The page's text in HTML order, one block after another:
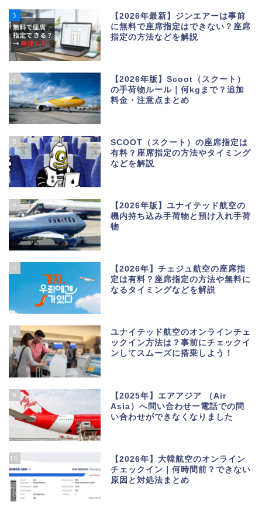
3
【2026年最新】ジンエアーは事前
に無料で座席指定はできない？座席
指定の方法などを解説
4
【2026年版】Scoot（スクート）
の手荷物ルール｜何kgまで？追加
料金・注意点まとめ
5
SCOOT（スクート）の座席指定は
有料？座席指定の方法やタイミング
などを解説
6
【2026年版】ユナイテッド航空の
機内持ち込み手荷物と預け入れ手荷
物
7
【2026年】チェジュ航空の座席指
定は有料？座席指定の方法や無料に
なるタイミングなどを解説
8
ユナイテッド航空のオンラインチェ
ックイン方法は？事前にチェックイ
ンしてスムーズに搭乗しよう！
9
【2025年】エアアジア （Air
Asia）へ問い合わせー電話での問
い合わせができなくなりました
10
【2026年】大韓航空のオンライン
チェックイン｜何時間前？できない
原因と対処法まとめ